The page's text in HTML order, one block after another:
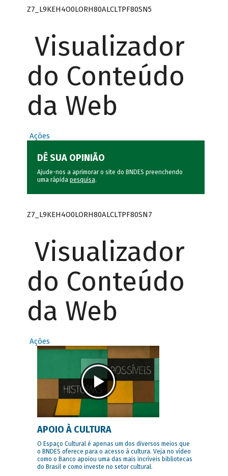
Z7_L9KEH4O0LORH80ALCLTPF80SN5
Visualizador
do Conteúdo
da Web
Ações
DÊ SUA OPINIÃO
Ajude-nos a aprimorar o site do BNDES preenchendo
uma rápida pesquisa.
Z7_L9KEH4O0LORH80ALCLTPF80SN7
Visualizador
do Conteúdo
da Web
Ações
APOIO À CULTURA
O Espaço Cultural é apenas um dos diversos meios que
o BNDES oferece para o acesso à cultura. Veja no vídeo
como o Banco apoiou uma das mais incríveis bibliotecas
do Brasil e como investe no setor cultural.